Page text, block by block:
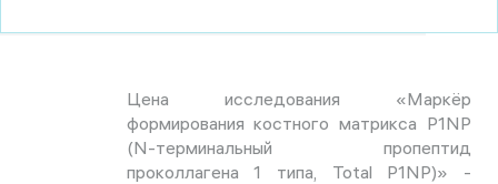
Цена исследования «Маркёр
формирования костного матрикса P1NP
(N-терминальный пропептид
проколлагена 1 типа, Total P1NP)» -